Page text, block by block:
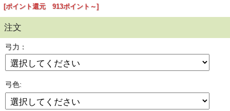
[ポイント還元 913ポイント～]
注文
弓力：
弓色: